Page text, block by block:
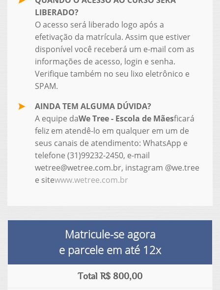
LIBERADO?
O acesso será liberado logo após a
efetivação da matrícula. Assim que estiver
disponível você receberá um e-mail com as
informações de acesso, login e senha.
Verifique também no seu lixo eletrônico e
SPAM.
AINDA TEM ALGUMA DÚVIDA?
A equipe daWe Tree - Escola de Mãesficará
feliz em atendê-lo em qualquer em um de
seus canais de atendimento: WhatsApp e
telefone (31)99232-2450, e-mail
wetree@wetree.com.br, instagram @we.tree
e sitewww.wetree.com.br
Matricule-se agora
e parcele em até 12x
Total R$ 800,00